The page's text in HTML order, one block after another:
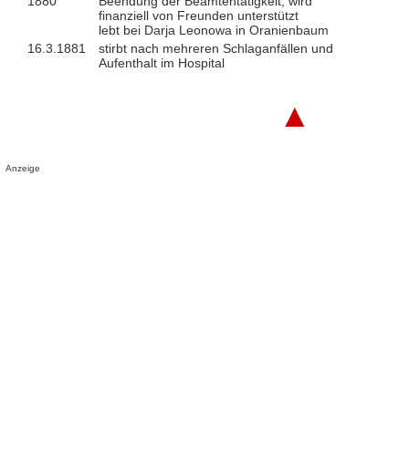
finanziell von Freunden unterstützt
lebt bei Darja Leonowa in Oranienbaum
16.3.1881
stirbt nach mehreren Schlaganfällen und
Aufenthalt im Hospital
▲
Anzeige